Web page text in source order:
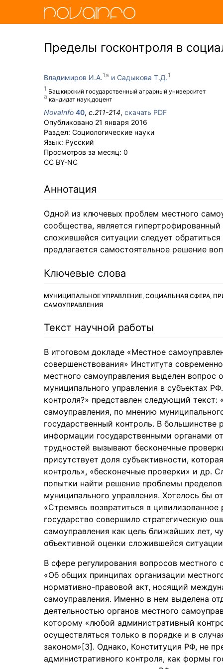
Пределы госконтроля в
Владимиров И.А.
Башкирский государственный аграрный университет
кандидат наук,доцент
Садыкова Т.Д.
NovaInfo 40, с.211-214, скачать PDF
Опубликовано 21 января 2016
Раздел: Социологические науки
Язык: Русский
Просмотров за месяц: 0
CC BY-NC
Аннотация
Одной из ключевых проблем местного
сообщества, является
сложившейся ситуации следует
предлагается самостоятельное решение
Ключевые слова
МУНИЦИПАЛЬНОЕ УПРАВЛЕНИЕ, СОЦИАЛЬНАЯ СФЕРА,
САМОУПРАВЛЕНИЯ
Текст научной работы
В итоговом докладе «Местное
совершенствования» Института
местного самоуправления выделен вопрос
муниципального управления в субъектах
контроля?» представлен следующий
самоуправления, по мнению
государственный контроль. В
информации государственными органами
трудностей вызывают бесконечные
присутствует доля субъективности,
контроль», «бесконечные проверки» и др.
попытки найти решение проблемы
муниципального управления. Хотелось бы
«Стремясь возвратиться в
государство совершило стратегическую
самоуправления как цель ближайших лет,
объективной оценки сложившейся
В сфере регулирования вопросов
«Об общих принципах организации
нормативно-правовой акт, носящий
самоуправления. Именно в нем выделена
деятельностью органов местного
которому «любой административный
осуществляться только в порядке и в
законом»[3]. Однако, Конституция РФ, не
административного контроля, как формы